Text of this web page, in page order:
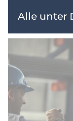
Alle unter